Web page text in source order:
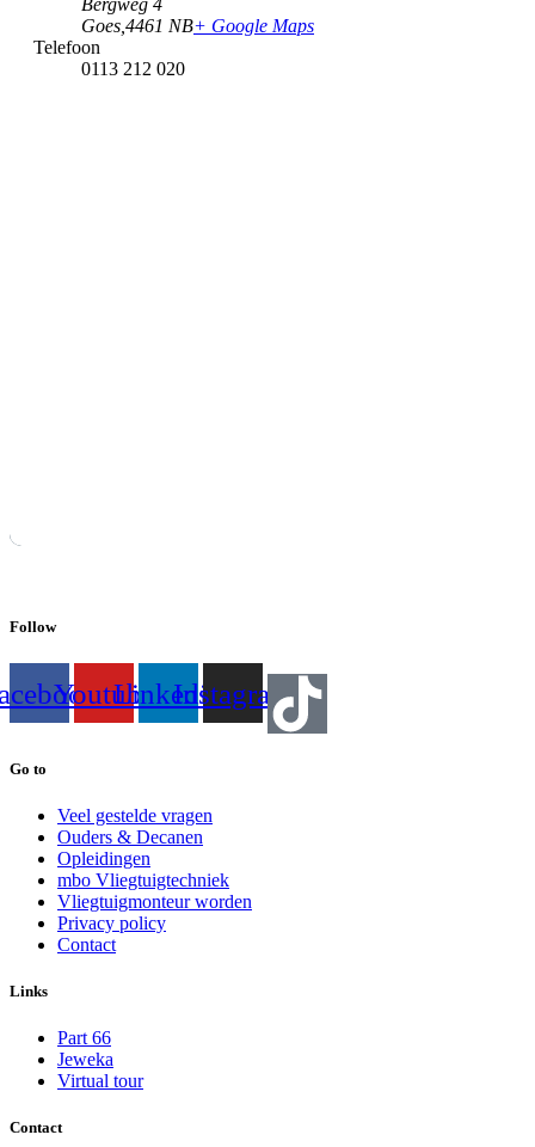
Goes 4461 NB+ Google Maps
Telefoon
0113 212 020
Follow
YoutubeLinkedinInstagram
Go to
Veel gestelde vragen
Ouders & Decanen
Opleidingen
mbo Vliegtuigtechniek
Vliegtuigmonteur worden
Privacy policy
Contact
Links
Part 66
Jeweka
Virtual tour
Contact